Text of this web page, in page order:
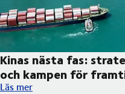
Kinas nästa fas:
och kampen för
Kinas nästa fas: strategi,
Läs mer